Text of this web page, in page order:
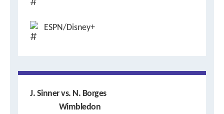
ESPN/Disney+
J. Sinner vs. N. Borges
Wimbledon